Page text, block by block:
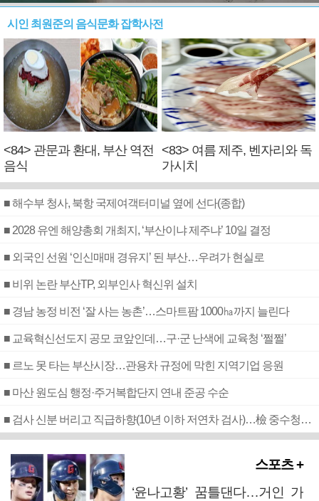
시인 최원준의 음식문화 잡학사전
<84> 관문과 환대, 부산 역전
음식
<83> 여름 제주, 벤자리와 독
가시치
■ 해수부 청사, 북항 국제여객터미널 옆에 선다(종합)
■ 2028 유엔 해양총회 개최지, ‘부산이냐 제주냐’ 10일 결정
■ 외국인 선원 ‘인신매매 경유지’ 된 부산…우려가 현실로
■ 비위 논란 부산TP, 외부인사 혁신위 설치
■ 경남 농정 비전 ‘잘 사는 농촌’…스마트팜 1000㏊까지 늘린다
■ 교육혁신선도지 공모 코앞인데…구·군 난색에 교육청 ‘쩔쩔’
■ 르노 못 타는 부산시장…관용차 규정에 막힌 지역기업 응원
■ 마산 원도심 행정·주거복합단지 연내 준공 수순
■ 검사 신분 버리고 직급하향(10년 이하 저연차 검사)…檢 중수청행 기피
스포츠 +
‘윤나고황’ 꿈틀댄다…거인 가